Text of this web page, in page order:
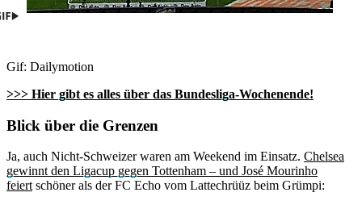
Gif: Dailymotion
>>> Hier gibt es alles über das Bundesliga-Wochenende!
Blick über die Grenzen
Ja, auch Nicht-Schweizer waren am Weekend im Einsatz. Chelsea
gewinnt den Ligacup gegen Tottenham – und José Mourinho
feiert schöner als der FC Echo vom Lattechrüüz beim Grümpi: